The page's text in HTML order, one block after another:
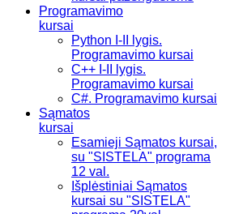
Programavimo
kursai
Python I-II lygis.
Programavimo kursai
C++ I-II lygis.
Programavimo kursai
C#. Programavimo kursai
Sąmatos
kursai
Esamieji Sąmatos kursai,
su "SISTELA" programa
12 val.
Išplėstiniai Sąmatos
kursai su "SISTELA"